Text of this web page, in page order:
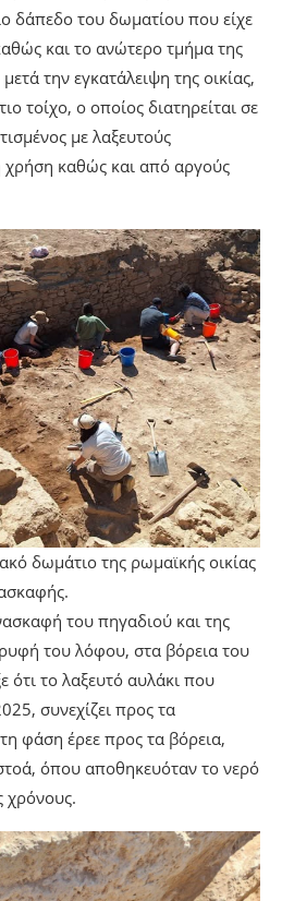
δάπεδο του δωματίου που είχε
και το ανώτερο τμήμα της
την εγκατάλειψη της οικίας,
τοίχο, ο οποίος διατηρείται σε
με λαξευτούς
χρήση καθώς και από αργούς
δωμάτιο της ρωμαϊκής οικίας
του πηγαδιού και της
του λόφου, στα βόρεια του
ότι το λαξευτό αυλάκι που
συνεχίζει προς τα
φάση έρεε προς τα βόρεια,
όπου αποθηκευόταν το νερό
χρόνους.